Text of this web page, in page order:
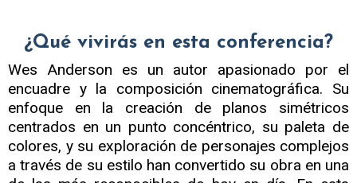
¿Qué vivirás en esta conferencia?
Wes Anderson es un autor apasionado por el
encuadre y la composición cinematográfica. Su
enfoque en la creación de planos simétricos
centrados en un punto concéntrico, su paleta de
colores, y su exploración de personajes complejos
a través de su estilo han convertido su obra en una